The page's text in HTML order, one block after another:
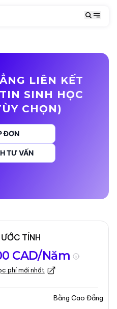
LIÊN KẾT
SINH HỌC
CHỌN)
ĐƠN
TƯ VẤN
Kỳ nhập học
2026
chương trình
TÍNH
CAD/Năm
phí mới nhất
Bằng Cao Đẳng